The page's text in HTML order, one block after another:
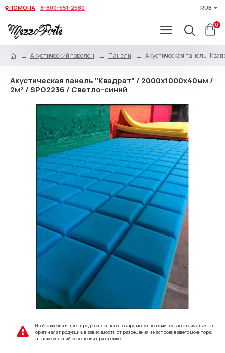
ПОМОНА 8-800-551-2580 RUB
0
Акустический поролон Панели Акустическая панель
Акустическая панель "Квадрат" / 2000х1000х40мм /
2м² / SPG2236 / Светло-синий
Изображения и цвет представленного товара могут незначительно отличаться от
оригинала продукции, в зависимости от разрешения и настроек вашего монитора,
а также условий освещения при съемке.